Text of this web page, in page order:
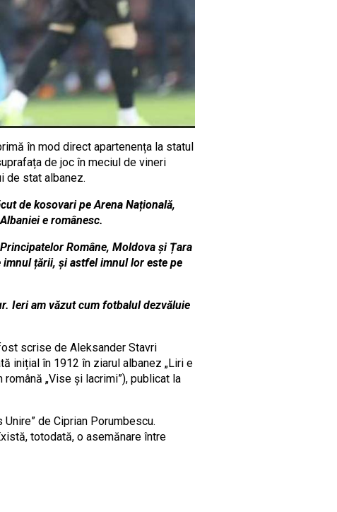
în mod direct apartenența la statul
de joc în meciul de vineri
de stat albanez.
de kosovari pe Arena Națională,
e românesc.
Române, Moldova și Țara
țării, și astfel imnul lor este pe
Ieri am văzut cum fotbalul dezvăluie
scrise de Aleksander Stavri
inițial în 1912 în ziarul albanez „Liri e
„Vise și lacrimi”), publicat la
de Ciprian Porumbescu.
totodată, o asemănare între